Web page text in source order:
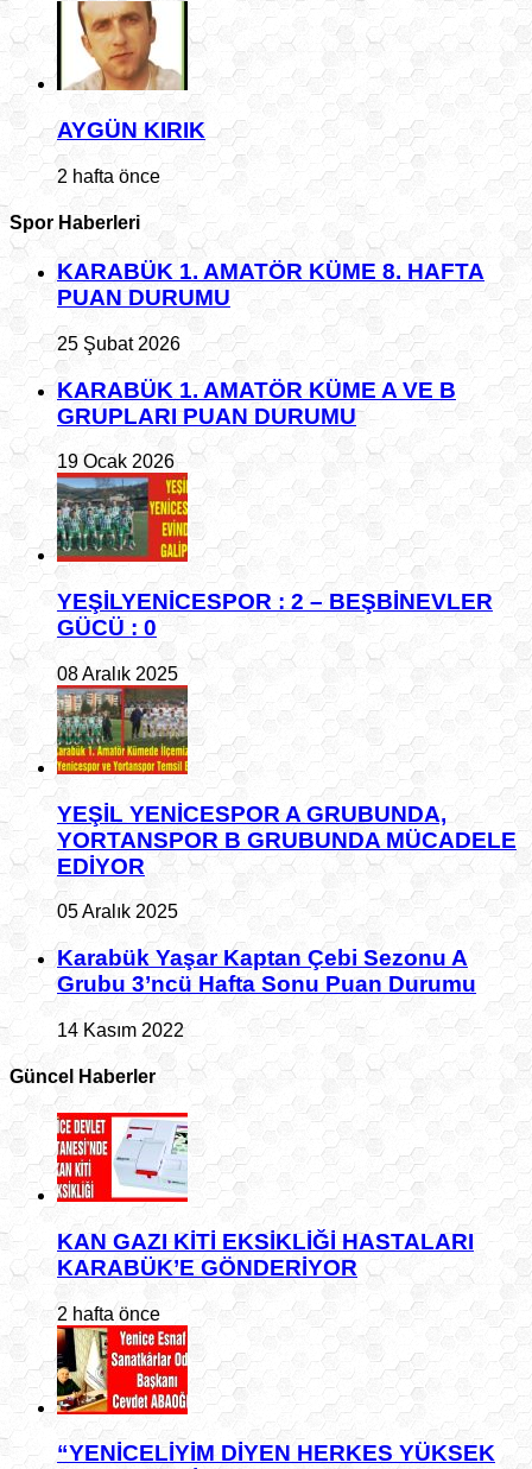
AYGÜN KIRIK
2 hafta önce
Spor Haberleri
KARABÜK 1. AMATÖR KÜME 8. HAFTA
PUAN DURUMU
25 Şubat 2026
KARABÜK 1. AMATÖR KÜME A VE B
GRUPLARI PUAN DURUMU
19 Ocak 2026
YEŞİLYENİCESPOR : 2 – BEŞBİNEVLER
GÜCÜ : 0
08 Aralık 2025
YEŞİL YENİCESPOR A GRUBUNDA,
YORTANSPOR B GRUBUNDA MÜCADELE
EDİYOR
05 Aralık 2025
Karabük Yaşar Kaptan Çebi Sezonu A
Grubu 3’ncü Hafta Sonu Puan Durumu
14 Kasım 2022
Güncel Haberler
KAN GAZI KİTİ EKSİKLİĞİ HASTALARI
KARABÜK’E GÖNDERİYOR
2 hafta önce
“YENİCELİYİM DİYEN HERKES YÜKSEK